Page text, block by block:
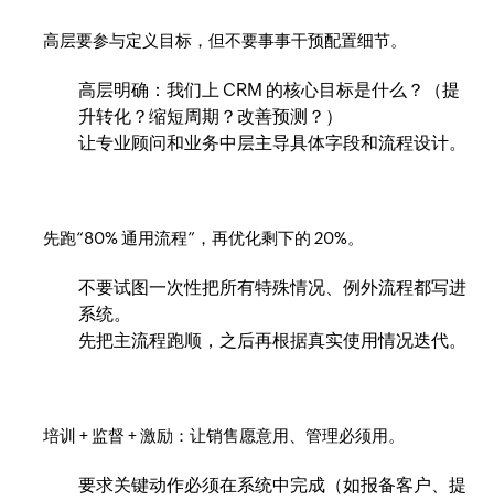
高层要参与定义目标，但不要事事干预配置细节。
高层明确：我们上 CRM 的核心目标是什么？（提
升转化？缩短周期？改善预测？）
让专业顾问和业务中层主导具体字段和流程设计。
先跑“80% 通用流程”，再优化剩下的 20%。
不要试图一次性把所有特殊情况、例外流程都写进
系统。
先把主流程跑顺，之后再根据真实使用情况迭代。
培训 + 监督 + 激励：让销售愿意用、管理必须用。
要求关键动作必须在系统中完成（如报备客户、提